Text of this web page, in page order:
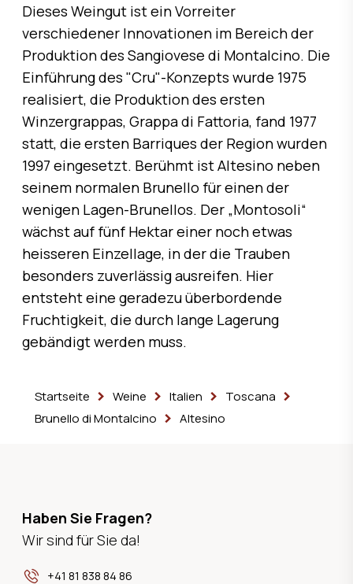
Dieses Weingut ist ein Vorreiter
verschiedener Innovationen im Bereich der
Produktion des Sangiovese di Montalcino. Die
Einführung des "Cru"-Konzepts wurde 1975
realisiert, die Produktion des ersten
Winzergrappas, Grappa di Fattoria, fand 1977
statt, die ersten Barriques der Region wurden
1997 eingesetzt. Berühmt ist Altesino neben
seinem normalen Brunello für einen der
wenigen Lagen-Brunellos. Der „Montosoli“
wächst auf fünf Hektar einer noch etwas
heisseren Einzellage, in der die Trauben
besonders zuverlässig ausreifen. Hier
entsteht eine geradezu überbordende
Fruchtigkeit, die durch lange Lagerung
gebändigt werden muss.
Startseite Weine Italien
Toscana
Brunello di Montalcino
Altesino
Haben Sie Fragen?
Wir sind für Sie da!
+41 81 838 84 86